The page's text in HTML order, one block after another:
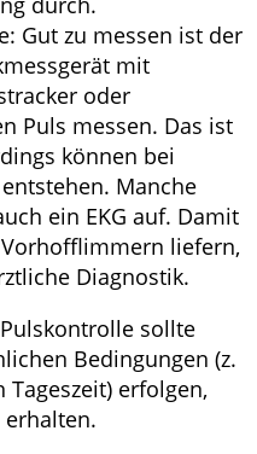
Gut zu messen ist der
mit
oder
Puls messen. Das ist
können bei
Manche
ein EKG auf. Damit
liefern,
Diagnostik.
sollte
Bedingungen (z.
erfolgen,